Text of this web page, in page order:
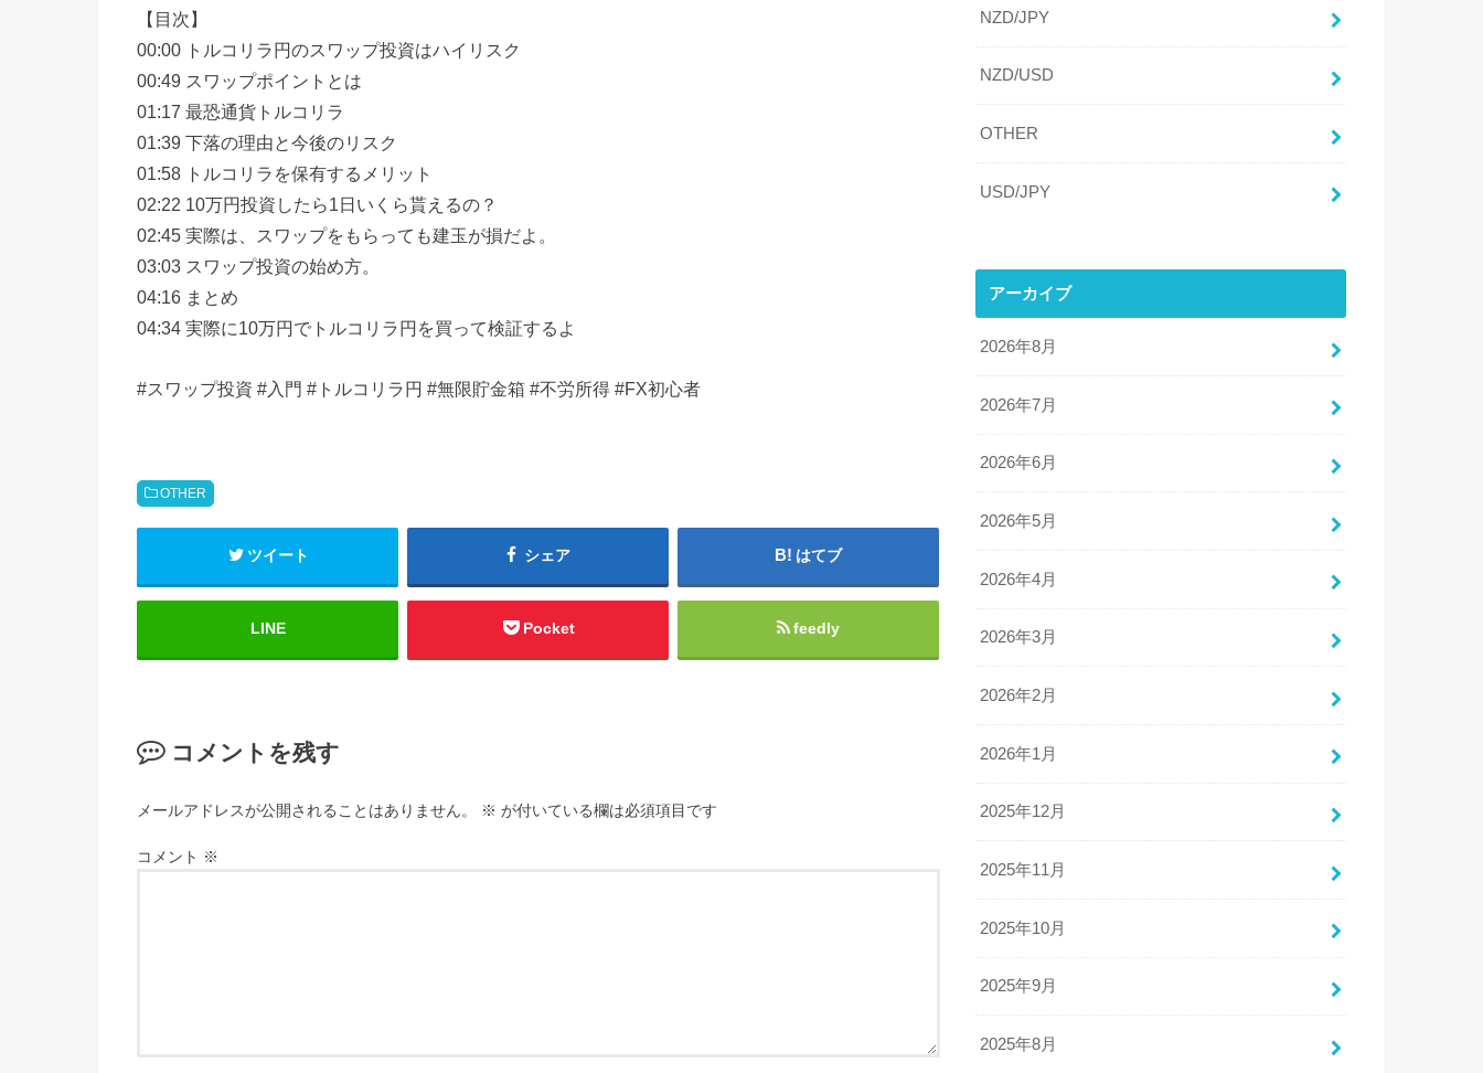
【目次】
00:00 トルコリラ円のスワップ投資はハイリスク
00:49 スワップポイントとは
01:17 最恐通貨トルコリラ
01:39 下落の理由と今後のリスク
01:58 トルコリラを保有するメリット
02:22 10万円投資したら1日いくら貰えるの？
02:45 実際は、スワップをもらっても建玉が損だよ。
03:03 スワップ投資の始め方。
04:16 まとめ
04:34 実際に10万円でトルコリラ円を買って検証するよ
#スワップ投資 #入門 #トルコリラ円 #無限貯金箱 #不労所得 #FX初心者
OTHER
ツイート シェア はてブ
LINE Pocket feedly
コメントを残す
メールアドレスが公開されることはありません。 ※ が付いている欄は必須項目です
コメント ※
NZD/JPY
NZD/USD
OTHER
USD/JPY
アーカイブ
2026年8月
2026年7月
2026年6月
2026年5月
2026年4月
2026年3月
2026年2月
2026年1月
2025年12月
2025年11月
2025年10月
2025年9月
2025年8月